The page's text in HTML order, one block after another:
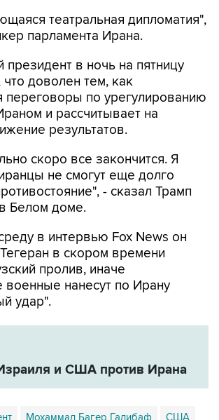
театральная дипломатия",
парламента Ирана.
президент в ночь на пятницу
что доволен тем, как
переговоры по урегулированию
и рассчитывает на
результатов.
скоро все закончится. Я
не смогут еще долго
- сказал Трамп
Белом доме.
в интервью Fox News он
в скором времени
пролив, иначе
военные нанесут по Ирану
удар".
и США против Ирана